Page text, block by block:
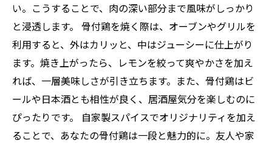
い。こうすることで、肉の深い部分まで風味がしっかり
と浸透します。 骨付鶏を焼く際は、オーブンやグリルを
利用すると、外はカリッと、中はジューシーに仕上がり
ます。焼き上がったら、レモンを絞って爽やかさを加え
れば、一層美味しさが引き立ちます。また、骨付鶏はビ
ールや日本酒とも相性が良く、居酒屋気分を楽しむのに
ぴったりです。 自家製スパイスでオリジナリティを加え
ることで、あなたの骨付鶏は一段と魅力的に。友人や家